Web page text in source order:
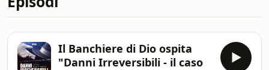
Il Banchiere di Dio ospita
"Danni Irreversibili - il caso